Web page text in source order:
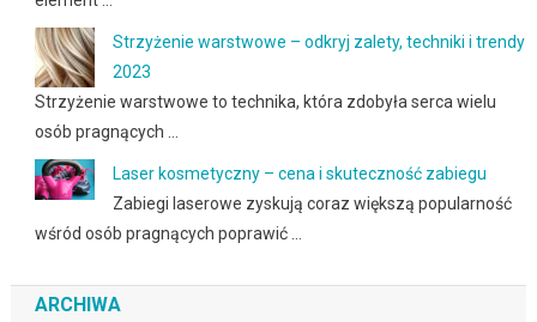
Strzyżenie warstwowe – odkryj zalety, techniki i trendy
2023
Strzyżenie warstwowe to technika, która zdobyła serca wielu
osób pragnących …
Laser kosmetyczny – cena i skuteczność zabiegu
Zabiegi laserowe zyskują coraz większą popularność
wśród osób pragnących poprawić …
ARCHIWA